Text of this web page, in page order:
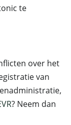
te
over het
van
? Neem dan